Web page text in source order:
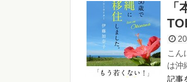
こん
は沖
記事